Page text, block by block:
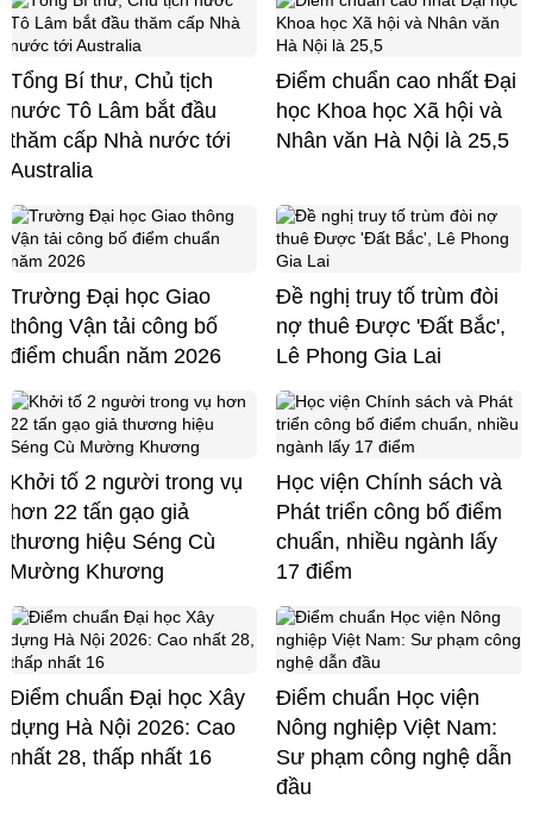
Tổng Bí thư, Chủ tịch
nước Tô Lâm bắt đầu
thăm cấp Nhà nước tới
Australia
Điểm chuẩn cao nhất Đại
học Khoa học Xã hội và
Nhân văn Hà Nội là 25,5
Trường Đại học Giao
thông Vận tải công bố
điểm chuẩn năm 2026
Đề nghị truy tố trùm đòi
nợ thuê Được 'Đất Bắc',
Lê Phong Gia Lai
Khởi tố 2 người trong vụ
hơn 22 tấn gạo giả
thương hiệu Séng Cù
Mường Khương
Học viện Chính sách và
Phát triển công bố điểm
chuẩn, nhiều ngành lấy
17 điểm
Điểm chuẩn Đại học Xây
dựng Hà Nội 2026: Cao
nhất 28, thấp nhất 16
Điểm chuẩn Học viện
Nông nghiệp Việt Nam:
Sư phạm công nghệ dẫn
đầu